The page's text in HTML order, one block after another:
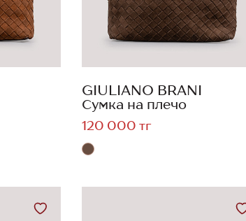
GIULIANO BRANI
Сумка на плечо
120 000 тг